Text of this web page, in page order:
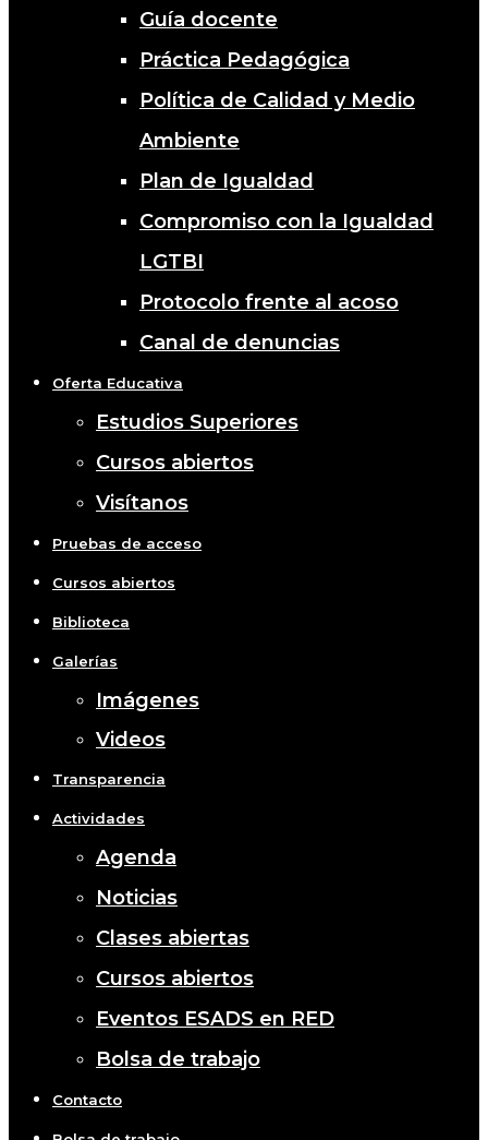
Guía docente
Práctica Pedagógica
Política de Calidad y Medio
Ambiente
Plan de Igualdad
Compromiso con la Igualdad
LGTBI
Protocolo frente al acoso
Canal de denuncias
Oferta Educativa
Estudios Superiores
Cursos abiertos
Visítanos
Pruebas de acceso
Cursos abiertos
Biblioteca
Galerías
Imágenes
Videos
Transparencia
Actividades
Agenda
Noticias
Clases abiertas
Cursos abiertos
Eventos ESADS en RED
Bolsa de trabajo
Contacto